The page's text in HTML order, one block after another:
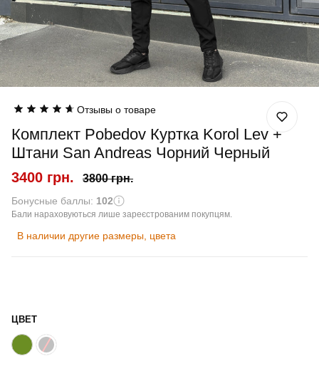
Отзывы о товаре
Комплект Pobedov Куртка Korol Lev +
Штани San Andreas Чорний Черный
3400 грн. 3800 грн.
Бонусные баллы: 102
Бали нараховуються лише зареєстрованим покупцям.
В наличии другие размеры, цвета
ЦВЕТ